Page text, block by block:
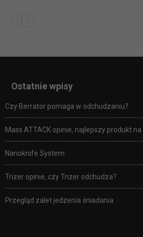
Ostatnie wpisy
Czy Berrator pomaga w odchudzaniu?
Mass ATTACK opinie, najlepszy produkt na
Nanoknife System
Trizer opinie, czy Trizer odchudza?
Przegląd zalet jedzenia śniadania